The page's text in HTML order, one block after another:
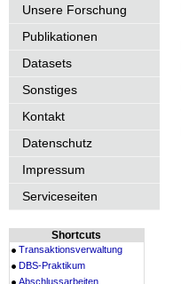
Unsere Forschung
Publikationen
Datasets
Sonstiges
Kontakt
Datenschutz
Impressum
Serviceseiten
Shortcuts
Transaktionsverwaltung
DBS-Praktikum
Abschlussarbeiten